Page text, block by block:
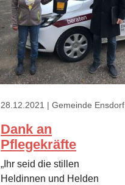
28.12.2021 | Gemeinde Ensdorf
Dank an
Pflegekräfte
„Ihr seid die stillen
Heldinnen und Helden